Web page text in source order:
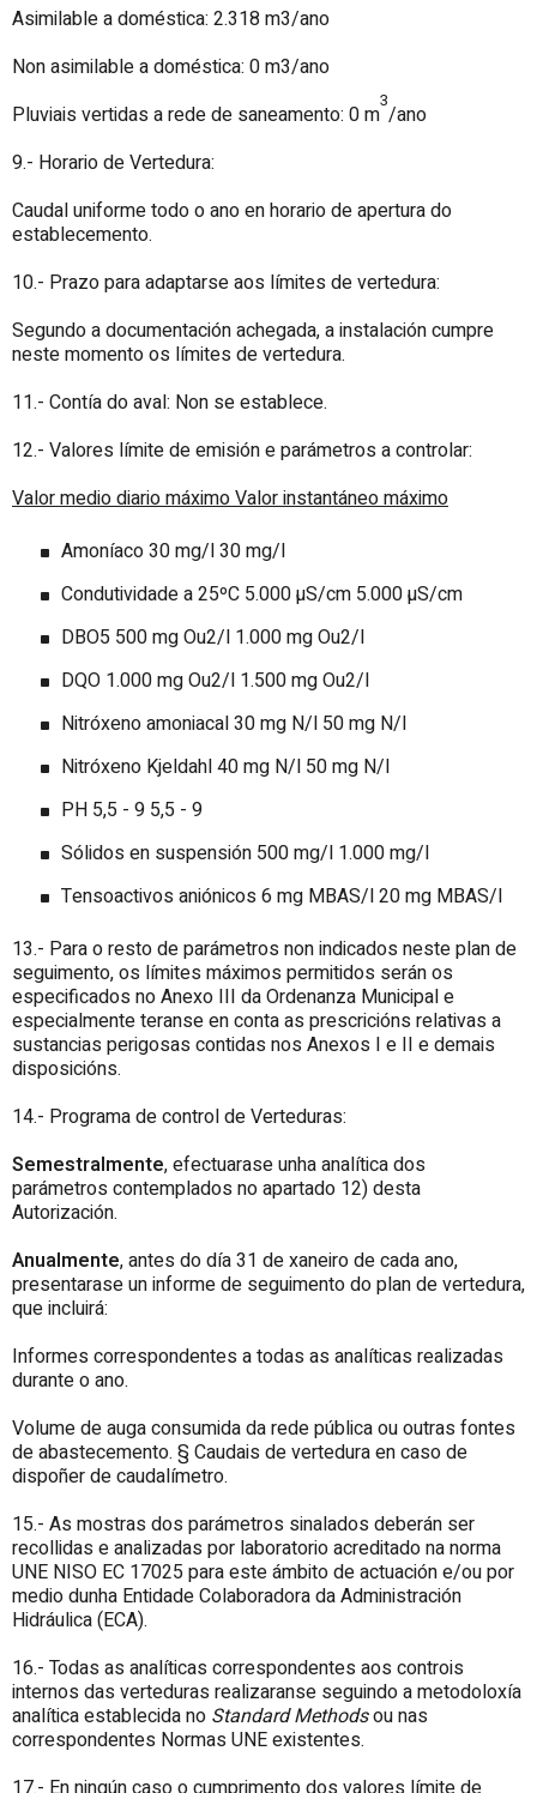
Asimilable a doméstica: 2.318 m3/ano
Non asimilable a doméstica: 0 m3/ano
Pluviais vertidas a rede de saneamento: 0 m3/ano
9.- Horario de Vertedura:
Caudal uniforme todo o ano en horario de apertura do
establecemento.
10.- Prazo para adaptarse aos límites de vertedura:
Segundo a documentación achegada, a instalación cumpre
neste momento os límites de vertedura.
11.- Contía do aval: Non se establece.
12.- Valores límite de emisión e parámetros a controlar:
Valor medio diario máximoValor instantáneo máximo
Amoníaco 30 mg/l 30 mg/l
Condutividade a 25ºC 5.000 µS/cm 5.000 µS/cm
DBO5 500 mg Ou2/l 1.000 mg Ou2/l
DQO 1.000 mg Ou2/l 1.500 mg Ou2/l
Nitróxeno amoniacal 30 mg N/l 50 mg N/l
Nitróxeno Kjeldahl 40 mg N/l 50 mg N/l
PH 5,5 - 9 5,5 - 9
Sólidos en suspensión 500 mg/l 1.000 mg/l
Tensoactivos aniónicos 6 mg MBAS/l 20 mg MBAS/l
13.- Para o resto de parámetros non indicados neste plan de
seguimento, os límites máximos permitidos serán os
especificados no Anexo III da Ordenanza Municipal e
especialmente teranse en conta as prescricións relativas a
sustancias perigosas contidas nos Anexos I e II e demais
disposicións.
14.- Programa de control de Verteduras:
Semestralmente, efectuarase unha analítica dos
parámetros contemplados no apartado 12) desta
Autorización.
Anualmente, antes do día 31 de xaneiro de cada ano,
presentarase un informe de seguimento do plan de vertedura,
que incluirá:
Informes correspondentes a todas as analíticas realizadas
durante o ano.
Volume de auga consumida da rede pública ou outras fontes
de abastecemento. § Caudais de vertedura en caso de
dispoñer de caudalímetro.
15.- As mostras dos parámetros sinalados deberán ser
recollidas e analizadas por laboratorio acreditado na norma
UNE NISO EC 17025 para este ámbito de actuación e/ou por
medio dunha Entidade Colaboradora da Administración
Hidráulica (ECA).
16.- Todas as analíticas correspondentes aos controis
internos das verteduras realizaranse seguindo a metodoloxía
analítica establecida no Standard Methodsou nas
correspondentes Normas UNE existentes.